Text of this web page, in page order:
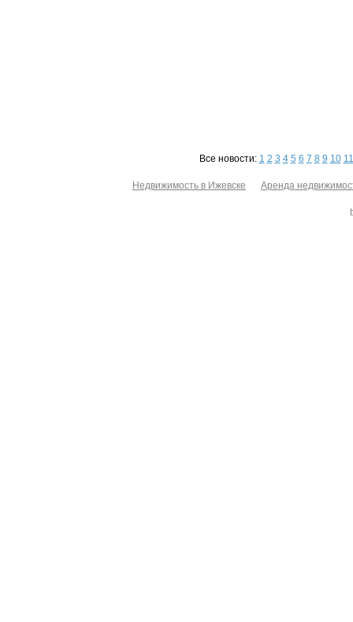
Все новости: 1 2 3 4 5 6 7 8 9 10 11
Недвижимость в Ижевске Аренда